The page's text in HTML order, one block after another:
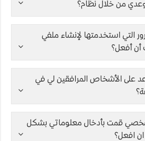
من خلال نظام؟
التي استخدمتها لإنشاء ملفي
أفعل؟
على الأشخاص المرافقين لي في
قمت بأدخال معلوماتي بشكل
افعل؟